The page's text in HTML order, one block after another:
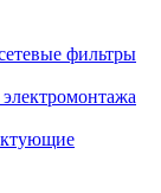
фильтры